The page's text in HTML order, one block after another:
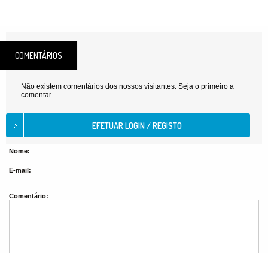
COMENTÁRIOS
Não existem comentários dos nossos visitantes. Seja o primeiro a
comentar.
Nome:
E-mail:
Comentário: